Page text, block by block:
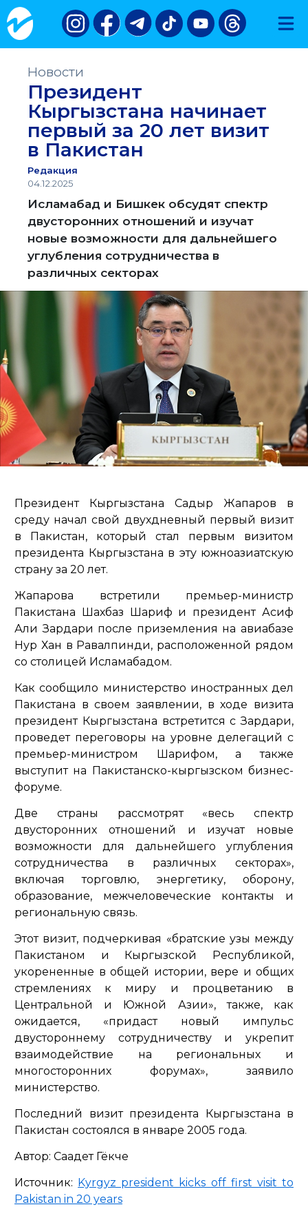
Новости
Президент
Кыргызстана начинает
первый за 20 лет визит
в Пакистан
Редакция
04.12.2025
Исламабад и Бишкек обсудят спектр
двусторонних отношений и изучат
новые возможности для дальнейшего
углубления сотрудничества в
различных секторах
Президент Кыргызстана Садыр Жапаров в
среду начал свой двухдневный первый визит
в Пакистан, который стал первым визитом
президента Кыргызстана в эту южноазиатскую
страну за 20 лет.
Жапарова встретили премьер-министр
Пакистана Шахбаз Шариф и президент Асиф
Али Зардари после приземления на авиабазе
Нур Хан в Равалпинди, расположенной рядом
со столицей Исламабадом.
Как сообщило министерство иностранных дел
Пакистана в своем заявлении, в ходе визита
президент Кыргызстана встретится с Зардари,
проведет переговоры на уровне делегаций с
премьер-министром Шарифом, а также
выступит на Пакистанско-кыргызском бизнес-
форуме.
Две страны рассмотрят «весь спектр
двусторонних отношений и изучат новые
возможности для дальнейшего углубления
сотрудничества в различных секторах»,
включая торговлю, энергетику, оборону,
образование, межчеловеческие контакты и
региональную связь.
Этот визит, подчеркивая «братские узы между
Пакистаном и Кыргызской Республикой,
укорененные в общей истории, вере и общих
стремлениях к миру и процветанию в
Центральной и Южной Азии», также, как
ожидается, «придаст новый импульс
двустороннему сотрудничеству и укрепит
взаимодействие на региональных и
многосторонних форумах», заявило
министерство.
Последний визит президента Кыргызстана в
Пакистан состоялся в январе 2005 года.
Автор: Саадет Гёкче
Источник: Kyrgyz president kicks off first visit to
Pakistan in 20 years